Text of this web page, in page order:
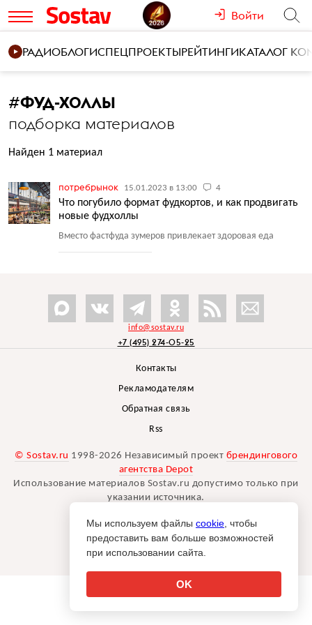
Войти
РАДИОБЛОГИСПЕЦПРОЕКТЫРЕЙТИНГИКАТАЛОГ
#ФУД-ХОЛЛЫ
подборка материалов
Найден 1 материал
потребрынок 15.01.2023 в 13:00 4
Что погубило формат фудкортов, и как продвигать
новые фудхоллы
Вместо фастфуда зумеров привлекает здоровая еда
info@sostav.ru
+7 (495) 274-05-25
Контакты
Рекламодателям
Обратная связь
Rss
© Sostav.ru 1998-2026 Независимый проект брендингового
агентства Depot
Использование материалов Sostav.ru допустимо только при
указании источника.
18+
Мы используем файлы cookie , чтобы
предоставить вам больше возможностей
при использовании сайта.
OK